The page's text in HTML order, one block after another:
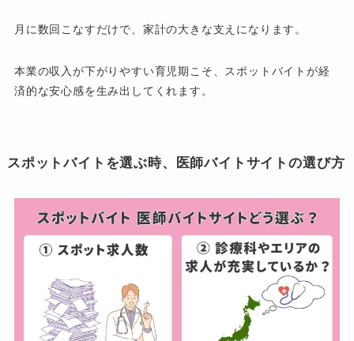
月に数回こなすだけで、家計の大きな支えになります。
本業の収入が下がりやすい育児期こそ、スポットバイトが経
済的な安心感を生み出してくれます。
スポットバイトを選ぶ時、医師バイトサイトの選び方